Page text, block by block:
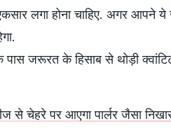
लगा होना चाहिए. अगर आपने
जरूरत के हिसाब से थोड़ी
से चेहरे पर आएगा पार्लर जैसा